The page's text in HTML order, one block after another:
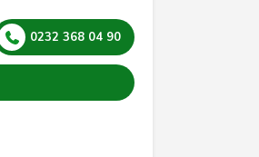
0232 368 04 90